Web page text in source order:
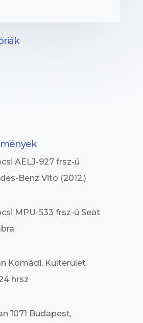
AELJ-927 frsz-ú
Benz Vito (2012.)
MPU-533 frsz-ú Seat
Komádi, Külterület
hrsz
1071 Budapest,